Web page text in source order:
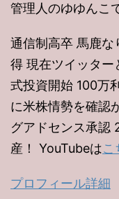
管理人のゆゆんこ
通信制高卒 馬鹿な
得 現在ツイッタ
式投資開始 100万
に米株情勢を確認
グアドセンス承認
産！ YouTubeはこ
プロフィール詳細